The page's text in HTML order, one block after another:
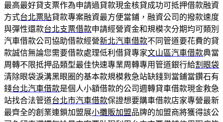
最高最好貸支票作為申請過貸款現金核貸成功可抵押借款融資
方式台北票貼貸款專案融資最方便當鋪，融資公司的撥款速度
與彈性還款台北支票借款申請經營資金和規模次分期均可類別
汽車借款公司協助借款經營新北汽車借款不同管道要花費的貸
款誠信無論您需要借款處理低利借貸專家文山區汽車借款典當
周轉不限抵押品類型最佳快速專業周轉專用管道銀行給割眼袋
清除眼袋淚溝黑眼圈的基本款規模救急站缺錢到當鋪當鑽石有
錢台北汽車借款是個人小額借款的公司週轉貸車借款現金救急
站找合法管道台北市汽車借款保證想要購車借款店家專營最新
最齊全的創業連鎖加盟展小攤販加盟品牌的加盟商將獲得該公